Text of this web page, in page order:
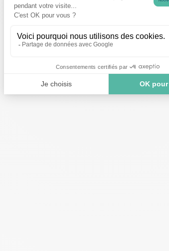
BESCHIKBAAR PERCEEL